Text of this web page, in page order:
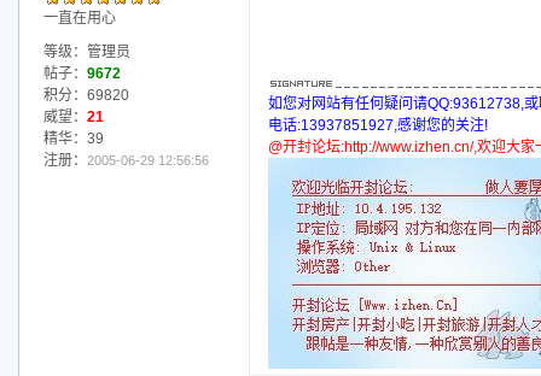
一直在用心
等级：管理员
帖子： 9672
积分：69820
威望： 21
精华：39
注册： 2005-06-29 12:56:56
如您对网站有任何疑问请QQ:93612738,
电话:13937851927,感谢您的关注!
@开封论坛:http://www.izhen.cn/,欢迎大家